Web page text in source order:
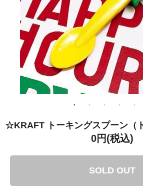
☆KRAFT トーキングスプーン（
0円(税込)
SOLD OUT